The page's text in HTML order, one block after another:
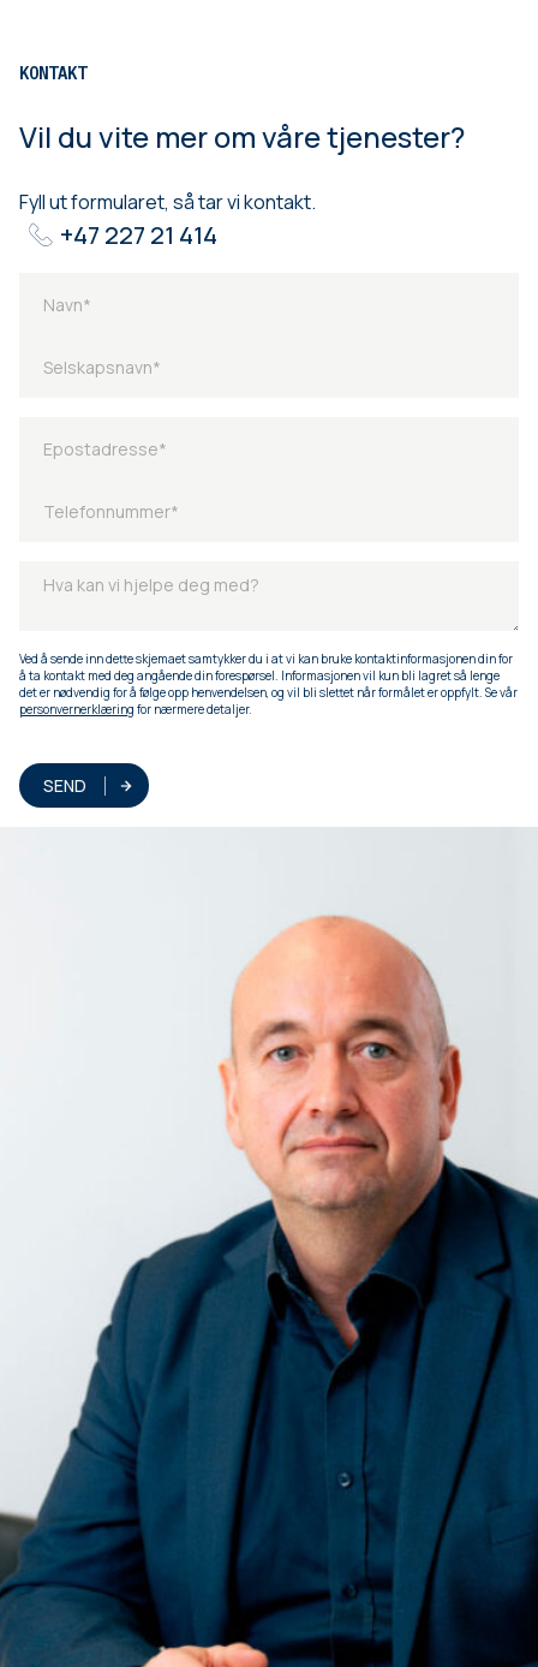
KONTAKT
Vil du vite mer om våre tjenester?
Fyll ut formularet, så tar vi kontakt.
+47 227 21 414
Ved å sende inn dette skjemaet samtykker du i at vi kan bruke kontaktinformasjonen din for
å ta kontakt med deg angående din forespørsel. Informasjonen vil kun bli lagret så lenge
det er nødvendig for å følge opp henvendelsen, og vil bli slettet når formålet er oppfylt. Se vår
personvernerklæring for nærmere detaljer.